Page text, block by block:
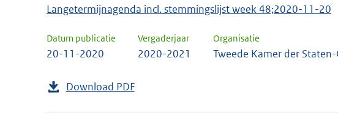
Langetermijnagenda incl. stemmingslijst week 48;2020-11-20
Datum publicatie
20-11-2020
Vergaderjaar
2020-2021
Organisatie
Tweede Kamer der Staten-
Download PDF